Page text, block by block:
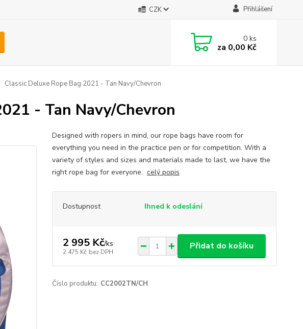
CZK Přihlášení
0ks
za 0,00 Kč
Classic Deluxe Rope Bag 2021 - Tan Navy/Chevron
- Tan Navy/Chevron
Designed with ropers in mind, our rope bags have room for
everything you need in the practice pen or for competition. With a
variety of styles and sizes and materials made to last, we have the
right rope bag for everyone. celý popis
Dostupnost Ihned k odeslání
2 995 Kč/ks
2 475 Kč bez DPH
Přidat do košíku
Číslo produktu: CC2002TN/CH